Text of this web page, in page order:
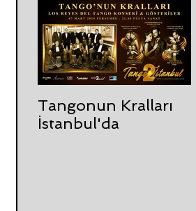
Tangonun Kralları
İstanbul'da